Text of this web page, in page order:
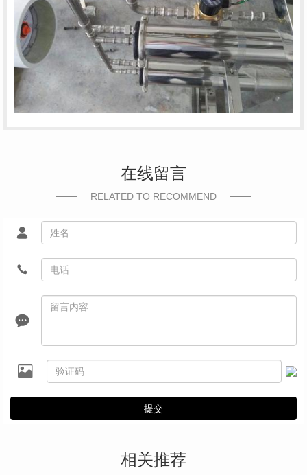
在线留言
RELATED TO RECOMMEND
提交
相关推荐